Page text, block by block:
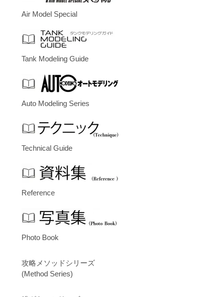
Air Model Special
Tank Modeling Guide
Auto Modeling Series
Technical Guide
Reference
Photo Book
攻略メソッドシリーズ
(Method Series)